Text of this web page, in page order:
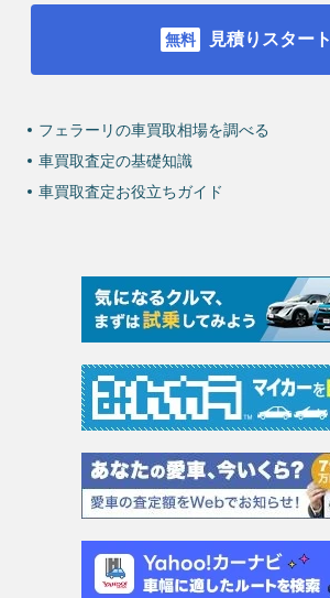
見積りスタート
フェラーリの車買取相場を調べる
車買取査定の基礎知識
車買取査定お役立ちガイド